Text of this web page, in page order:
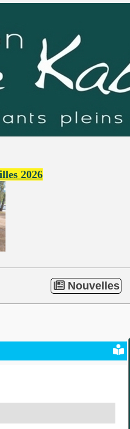
2026
Nouvelles